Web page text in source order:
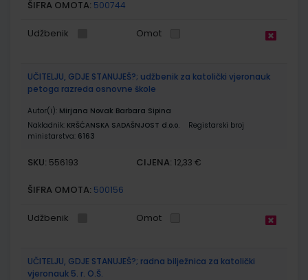
ŠIFRA OMOTA: 500744
Udžbenik Omot
UČITELJU, GDJE STANUJEŠ?; udžbenik za katolički vjeronauk
petoga razreda osnovne škole
Autor(i): Mirjana Novak Barbara Sipina
Nakladnik: KRŠĆANSKA SADAŠNJOST d.o.o.
Registarski broj
ministarstva: 6163
SKU: 556193 CIJENA: 12,33 €
ŠIFRA OMOTA: 500156
Udžbenik Omot
UČITELJU, GDJE STANUJEŠ?; radna bilježnica za katolički
vjeronauk 5. r. O.Š.